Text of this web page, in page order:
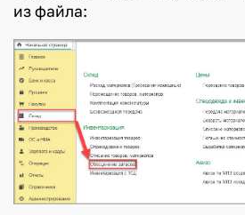
из файла: